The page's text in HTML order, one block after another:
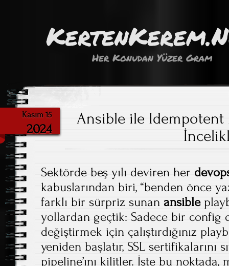
Her Konudan Yüzer Gram
Kasım 15
2024
Ansible ile Idempotent
Sektörde beş yılı deviren her
kabuslarından biri, “benden önce
farklı bir sürpriz sunan ansible
yollardan geçtik: Sadece bir config
değiştirmek için çalıştırdığınız
yeniden başlatır, SSL sertifikalarını
pipeline’ını kilitler. İşte bu noktada,